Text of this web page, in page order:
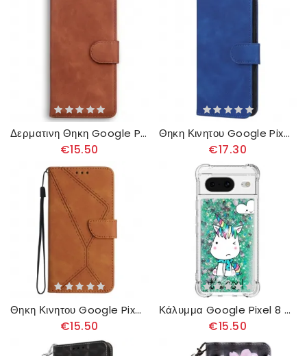
Δερματινη Θηκη Google Pixel 8 Ορατές Ραφές Σιλικόνης
€15.50
Θηκη Κινητου Google Pixel 8 Εφέ Σουέτ Με Λουράκι
€17.30
Θηκη Κινητου Google Pixel 8 Θήκες Κινητών Γραμμές Και Κουκκίδες
€15.50
Κάλυμμα Google Pixel 8 Unicorn Glitter Σιλικόνης
€15.50